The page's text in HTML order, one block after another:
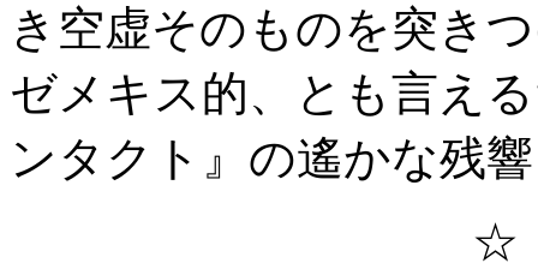
き空虚そのものを突き
ゼメキス的、とも言え
ンタクト』の遙かな残